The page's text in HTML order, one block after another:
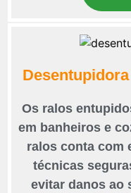
Os ralos
em banheiros e
ralos conta com
técnicas
evitar danos ao